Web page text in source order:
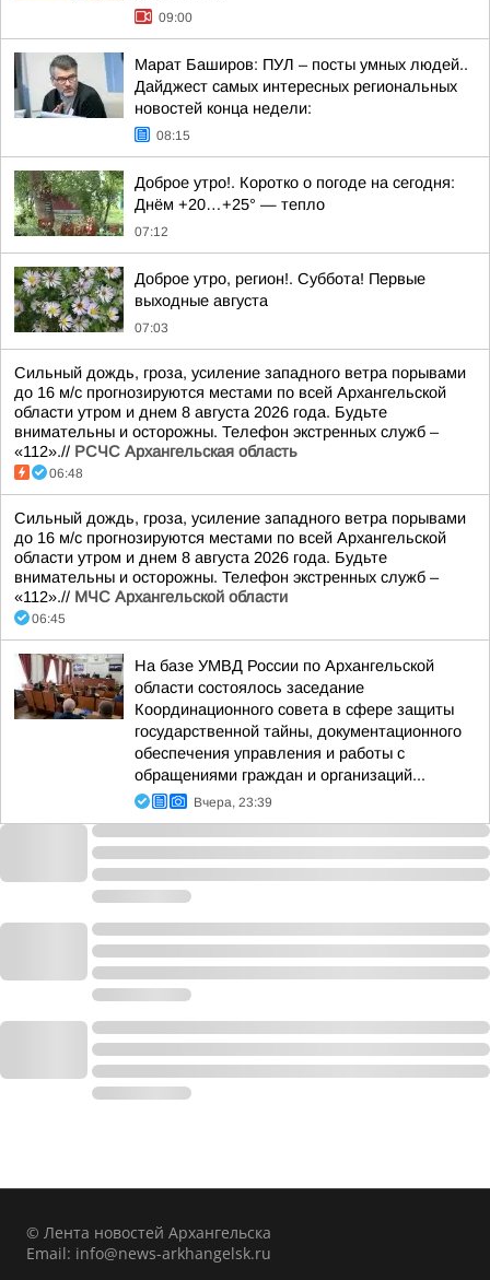
09:00
Марат Баширов: ПУЛ – посты умных людей..
Дайджест самых интересных региональных
новостей конца недели:
08:15
Доброе утро!. Коротко о погоде на сегодня:
Днём +20…+25° — тепло
07:12
Доброе утро, регион!. Суббота! Первые
выходные августа
07:03
Сильный дождь, гроза, усиление западного ветра порывами
до 16 м/с прогнозируются местами по всей Архангельской
области утром и днем 8 августа 2026 года. Будьте
внимательны и осторожны. Телефон экстренных служб –
«112».// РСЧС Архангельская область
06:48
Сильный дождь, гроза, усиление западного ветра порывами
до 16 м/с прогнозируются местами по всей Архангельской
области утром и днем 8 августа 2026 года. Будьте
внимательны и осторожны. Телефон экстренных служб –
«112».// МЧС Архангельской области
06:45
На базе УМВД России по Архангельской
области состоялось заседание
Координационного совета в сфере защиты
государственной тайны, документационного
обеспечения управления и работы с
обращениями граждан и организаций...
Вчера, 23:39
© Лента новостей Архангельска
Email: info@news-arkhangelsk.ru